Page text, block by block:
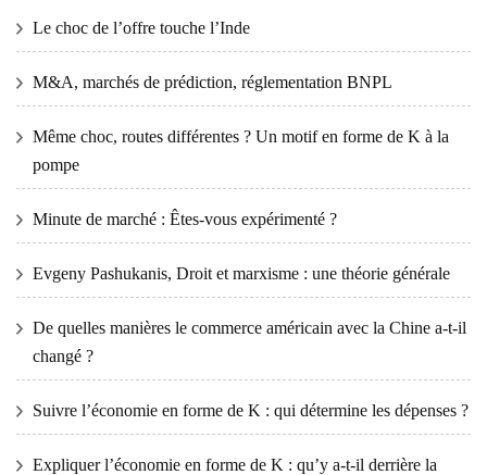
Le choc de l’offre touche l’Inde
M&A, marchés de prédiction, réglementation BNPL
Même choc, routes différentes ? Un motif en forme de K à la
pompe
Minute de marché : Êtes-vous expérimenté ?
Evgeny Pashukanis, Droit et marxisme : une théorie générale
De quelles manières le commerce américain avec la Chine a-t-il
changé ?
Suivre l’économie en forme de K : qui détermine les dépenses ?
Expliquer l’économie en forme de K : qu’y a-t-il derrière la